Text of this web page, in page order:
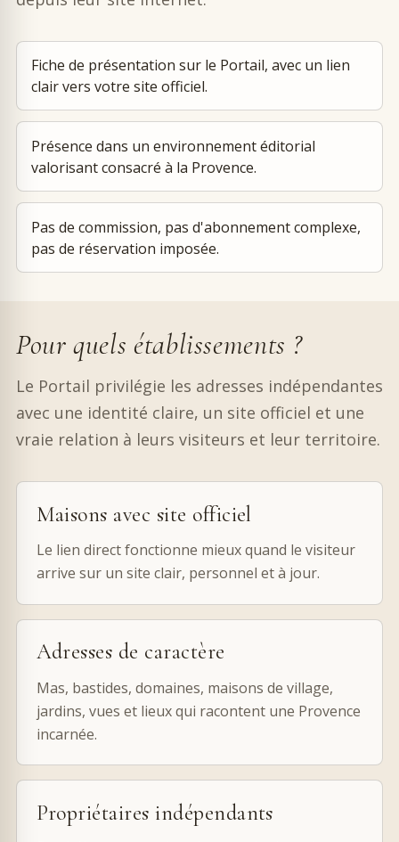
Fiche de présentation sur le Portail, avec un lien
clair vers votre site officiel.
Présence dans un environnement éditorial
valorisant consacré à la Provence.
Pas de commission, pas d'abonnement complexe,
pas de réservation imposée.
Pour quels établissements ?
Le Portail privilégie les adresses indépendantes
avec une identité claire, un site officiel et une
vraie relation à leurs visiteurs et leur territoire.
Maisons avec site officiel
Le lien direct fonctionne mieux quand le visiteur
arrive sur un site clair, personnel et à jour.
Adresses de caractère
Mas, bastides, domaines, maisons de village,
jardins, vues et lieux qui racontent une Provence
incarnée.
Propriétaires indépendants